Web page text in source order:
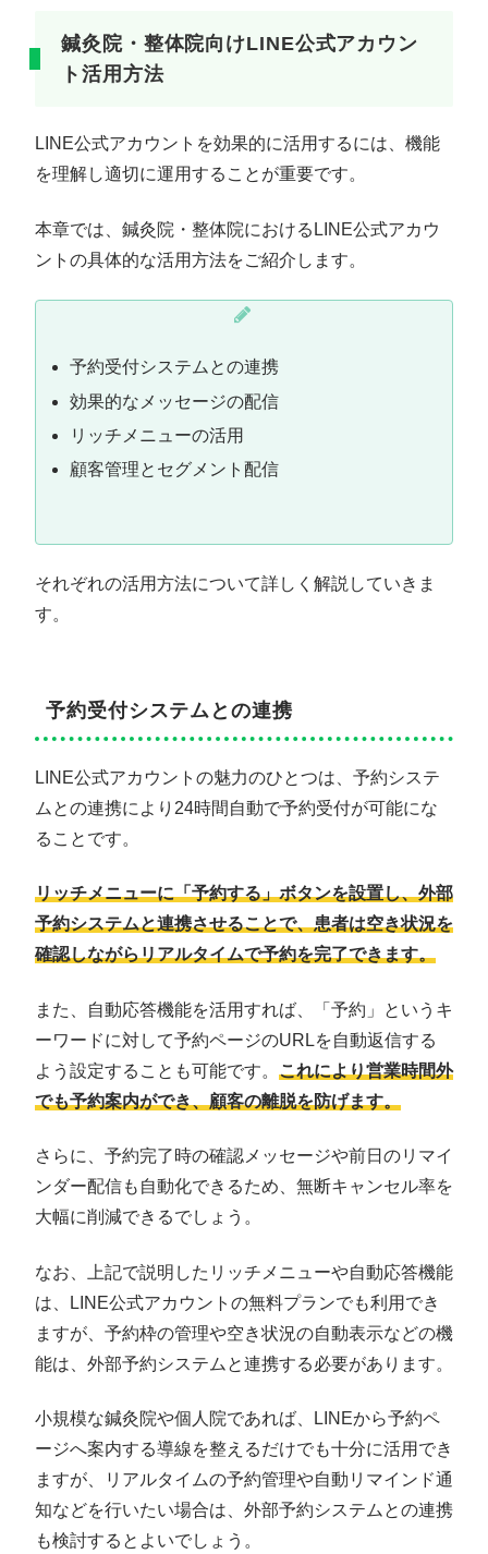
鍼灸院・整体院向けLINE公式アカウン
ト活用方法
LINE公式アカウントを効果的に活用するには、機能
を理解し適切に運用することが重要です。
本章では、鍼灸院・整体院におけるLINE公式アカウ
ントの具体的な活用方法をご紹介します。
予約受付システムとの連携
効果的なメッセージの配信
リッチメニューの活用
顧客管理とセグメント配信
それぞれの活用方法について詳しく解説していきま
す。
予約受付システムとの連携
LINE公式アカウントの魅力のひとつは、予約システ
ムとの連携により24時間自動で予約受付が可能にな
ることです。
リッチメニューに「予約する」ボタンを設置し、外部
予約システムと連携させることで、患者は空き状況を
確認しながらリアルタイムで予約を完了できます。
また、自動応答機能を活用すれば、「予約」というキ
ーワードに対して予約ページのURLを自動返信する
よう設定することも可能です。 これにより営業時間外
でも予約案内ができ、顧客の離脱を防げます。
さらに、予約完了時の確認メッセージや前日のリマイ
ンダー配信も自動化できるため、無断キャンセル率を
大幅に削減できるでしょう。
なお、上記で説明したリッチメニューや自動応答機能
は、LINE公式アカウントの無料プランでも利用でき
ますが、予約枠の管理や空き状況の自動表示などの機
能は、外部予約システムと連携する必要があります。
小規模な鍼灸院や個人院であれば、LINEから予約ペ
ージへ案内する導線を整えるだけでも十分に活用でき
ますが、リアルタイムの予約管理や自動リマインド通
知などを行いたい場合は、外部予約システムとの連携
も検討するとよいでしょう。